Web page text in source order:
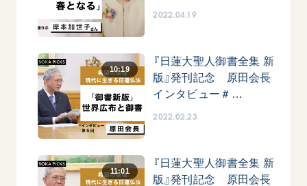
2022.04.19
10:19
『日蓮大聖人御書全集 新
版』発刊記念 原田会長
インタビュー＃…
2022.02.23
11:01
『日蓮大聖人御書全集 新
版』発刊記念 原田会長